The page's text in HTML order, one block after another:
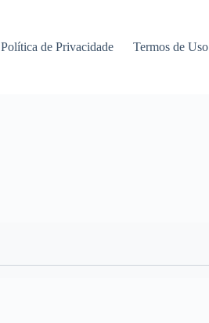
Política de Privacidade Termos de Uso